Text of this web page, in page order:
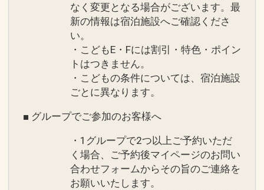
なく変更となる場合がございます。最
新の情報は宿泊施設へご確認くださ
い。
・こどもE・Fには割引・特色・ポイン
トはつきません。
・こどもの条件については、宿泊施設
ごとに異なります。
■ グループでご参加のお客様へ
・1グループで2つ以上ご予約いただ
く場合、ご予約後マイページのお問い
合わせフォームからその旨のご連絡を
お願いいたします。